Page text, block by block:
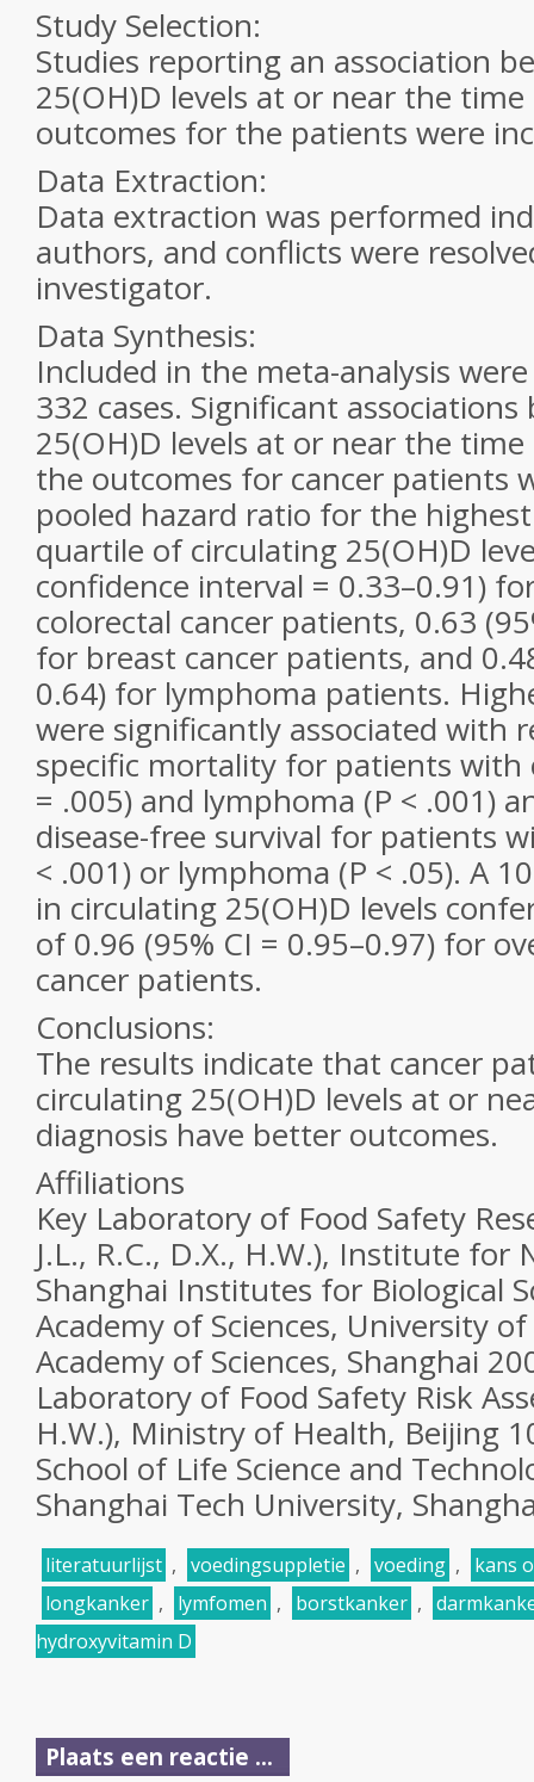
Study Selection:
Studies reporting an association
25(OH)D levels at or near the
outcomes for the patients were
Data Extraction:
Data extraction was performed
authors, and conflicts were
investigator.
Data Synthesis:
Included in the meta-analysis
332 cases. Significant
25(OH)D levels at or near the
the outcomes for cancer patients
pooled hazard ratio for the
quartile of circulating 25(OH)D
confidence interval = 0.33–0.91)
colorectal cancer patients, 0.63
for breast cancer patients, and
0.64) for lymphoma patients.
were significantly associated with
specific mortality for patients with
= .005) and lymphoma (P < .001)
disease-free survival for patients
< .001) or lymphoma (P < .05). A
in circulating 25(OH)D levels
of 0.96 (95% CI = 0.95–0.97) for
cancer patients.
Conclusions:
The results indicate that cancer
circulating 25(OH)D levels at or
diagnosis have better outcomes.
Affiliations
Key Laboratory of Food Safety
J.L., R.C., D.X., H.W.), Institute for
Shanghai Institutes for Biological
Academy of Sciences, University
Academy of Sciences, Shanghai
Laboratory of Food Safety Risk
H.W.), Ministry of Health, Beijing
School of Life Science and
Shanghai Tech University,
literatuurlijst , voedingsuppletie , voeding ,
kans
longkanker , lymfomen , borstkanker ,
hydroxyvitamin D
Plaats een reactie ...